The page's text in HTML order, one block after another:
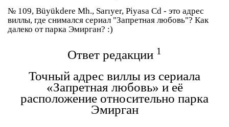
№ 109, Büyükdere Mh., Sarıyer, Piyasa Cd - это адрес
виллы, где снимался сериал "Запретная любовь"? Как
далеко от парка Эмирган? :)
Ответ редакции 1
Точный адрес виллы из сериала
«Запретная любовь» и её
расположение относительно парка
Эмирган